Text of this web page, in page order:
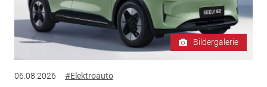
Bildergalerie
06.08.2026 #Elektroauto